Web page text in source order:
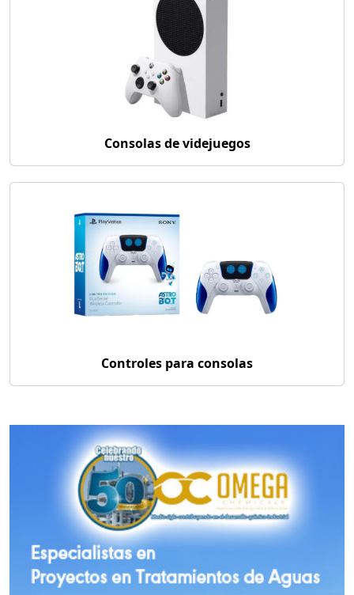
Consolas de videjuegos
Controles para consolas